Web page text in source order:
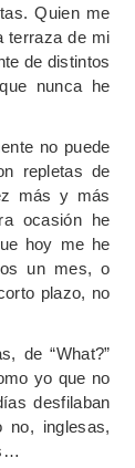
Quien me
terraza de mi
de distintos
nunca he
no puede
repletas de
más y más
ocasión he
hoy me he
un mes, o
plazo, no
de “What?”
yo que no
desfilaban
no, inglesas,